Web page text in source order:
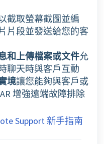
截取螢幕截圖並編
片段並發送給您的客
和上傳檔案或文件允
聊天時與客戶互動
境讓您能夠與客戶或
增強遠端故障排除
Support 新手指南